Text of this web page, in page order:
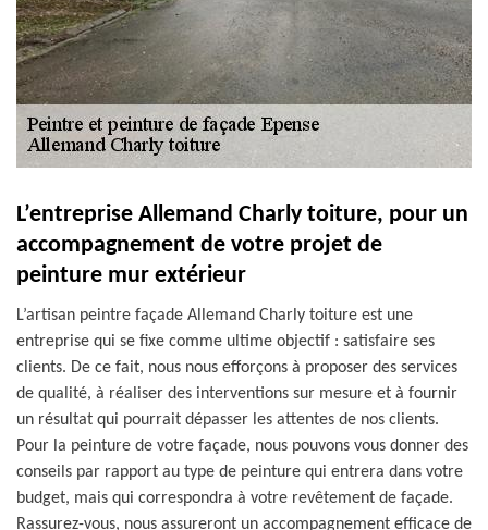
L’entreprise Allemand Charly toiture, pour un
accompagnement de votre projet de
peinture mur extérieur
L’artisan peintre façade Allemand Charly toiture est une
entreprise qui se fixe comme ultime objectif : satisfaire ses
clients. De ce fait, nous nous efforçons à proposer des services
de qualité, à réaliser des interventions sur mesure et à fournir
un résultat qui pourrait dépasser les attentes de nos clients.
Pour la peinture de votre façade, nous pouvons vous donner des
conseils par rapport au type de peinture qui entrera dans votre
budget, mais qui correspondra à votre revêtement de façade.
Rassurez-vous, nous assureront un accompagnement efficace de